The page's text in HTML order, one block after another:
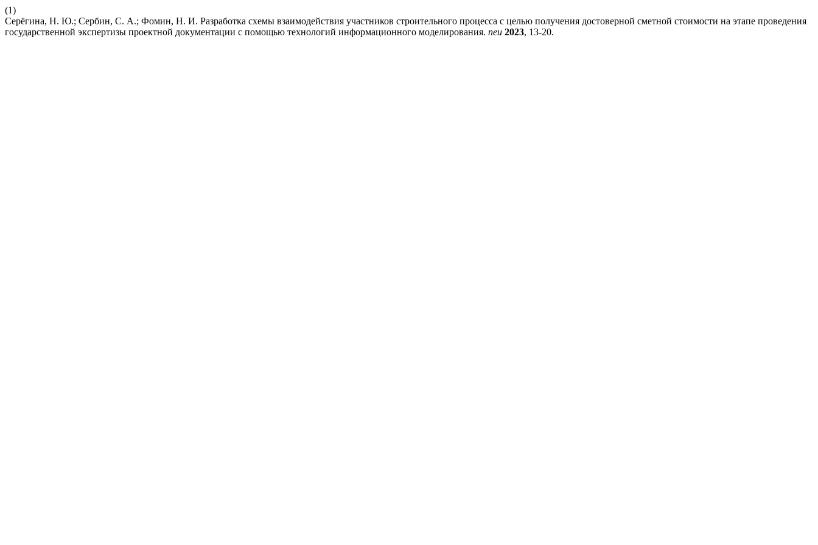
(1)
Серёгина, Н. Ю.; Сербин, С. А.; Фомин, Н. И. Разработка схемы взаимодействия участников строительного процесса с целью получения достоверной сметной стоимости на этапе проведения
государственной экспертизы проектной документации с помощью технологий информационного моделирования. neu 2023, 13-20.